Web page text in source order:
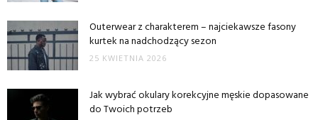
Outerwear z charakterem – najciekawsze fasony
kurtek na nadchodzący sezon
25 KWIETNIA 2026
Jak wybrać okulary korekcyjne męskie dopasowane
do Twoich potrzeb